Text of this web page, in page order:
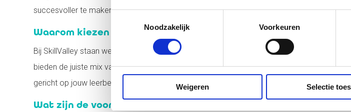
Noodzakelijk
Voorkeuren
Weigeren Selectie
succesvoller te maken.
Waarom kiezen voor een AgilePM® training bij SkillValley?
Bij SkillValley staan we voor praktische, hands-on trainingen die je direct kunt toepassen
bieden de juiste mix van theorie en praktijk. We zorgen voor een interactieve
gericht op jouw leerbehoeften, zodat je de kennis en vaardigheden ontwikkelt die je echt
Wat zijn de voordelen van een SkillValley AgilePM®-training?